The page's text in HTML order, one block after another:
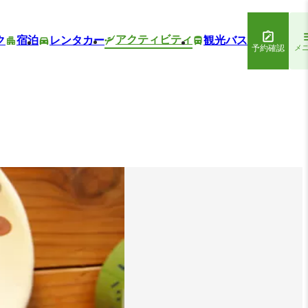
宿泊 レンタカー アクティビティ 観光バス
予約確認 メ